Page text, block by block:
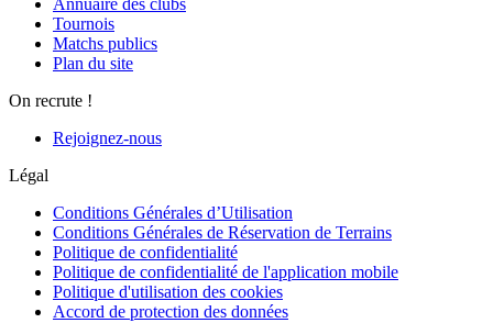
Annuaire des clubs
Tournois
Matchs publics
Plan du site
On recrute !
Rejoignez-nous
Légal
Conditions Générales d’Utilisation
Conditions Générales de Réservation de Terrains
Politique de confidentialité
Politique de confidentialité de l'application mobile
Politique d'utilisation des cookies
Accord de protection des données